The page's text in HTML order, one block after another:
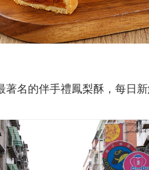
著名的伴手禮鳳梨酥，每日